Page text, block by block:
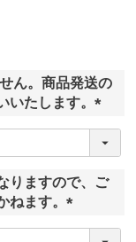
ん。商品発送の
いたします。
(
必
)
りますので、ご
ねます。
(